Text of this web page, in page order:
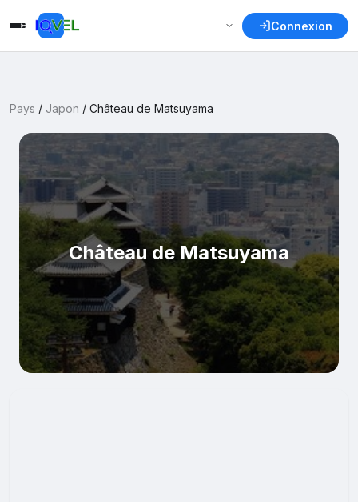
Connexion
Pays / Japon / Château de Matsuyama
Château de Matsuyama